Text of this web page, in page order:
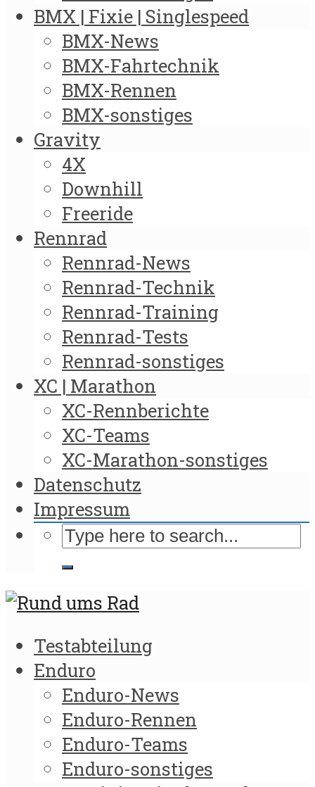
BMX | Fixie | Singlespeed
BMX-News
BMX-Fahrtechnik
BMX-Rennen
BMX-sonstiges
Gravity
4X
Downhill
Freeride
Rennrad
Rennrad-News
Rennrad-Technik
Rennrad-Training
Rennrad-Tests
Rennrad-sonstiges
XC | Marathon
XC-Rennberichte
XC-Teams
XC-Marathon-sonstiges
Datenschutz
Impressum
Testabteilung
Enduro
Enduro-News
Enduro-Rennen
Enduro-Teams
Enduro-sonstiges